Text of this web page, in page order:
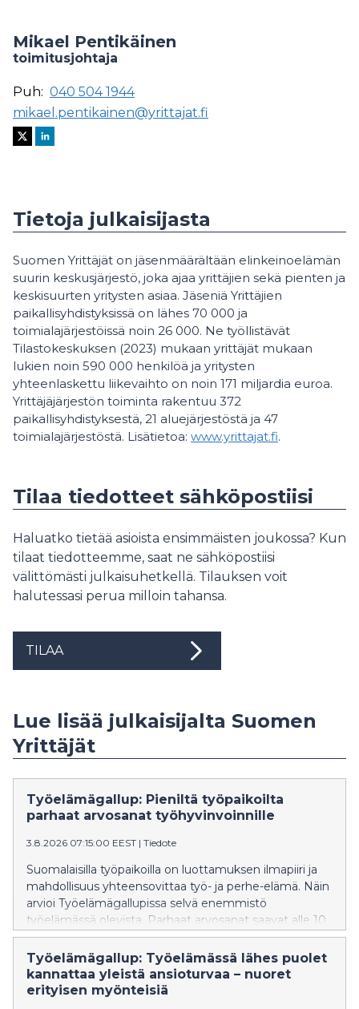
Mikael Pentikäinen
toimitusjohtaja
Puh: 040 504 1944
mikael.pentikainen@yrittajat.fi
Tietoja julkaisijasta
Suomen Yrittäjät on jäsenmäärältään elinkeinoelämän
suurin keskusjärjestö, joka ajaa yrittäjien sekä pienten ja
keskisuurten yritysten asiaa. Jäseniä Yrittäjien
paikallisyhdistyksissä on lähes 70 000 ja
toimialajärjestöissä noin 26 000. Ne työllistävät
Tilastokeskuksen (2023) mukaan yrittäjät mukaan
lukien noin 590 000 henkilöä ja yritysten
yhteenlaskettu liikevaihto on noin 171 miljardia euroa.
Yrittäjäjärjestön toiminta rakentuu 372
paikallisyhdistyksestä, 21 aluejärjestöstä ja 47
toimialajärjestöstä. Lisätietoa: www.yrittajat.fi.
Tilaa tiedotteet sähköpostiisi
Haluatko tietää asioista ensimmäisten joukossa? Kun
tilaat tiedotteemme, saat ne sähköpostiisi
välittömästi julkaisuhetkellä. Tilauksen voit
halutessasi perua milloin tahansa.
TILAA
Lue lisää julkaisijalta Suomen
Yrittäjät
Työelämägallup: Pieniltä työpaikoilta
parhaat arvosanat työhyvinvoinnille
3.8.2026 07:15:00 EEST | Tiedote
Suomalaisilla työpaikoilla on luottamuksen ilmapiiri ja
mahdollisuus yhteensovittaa työ- ja perhe-elämä. Näin
arvioi Työelämägallupissa selvä enemmistö
työelämässä olevista. Parhaat arvosanat saavat alle 10
hengen työpaikat, joissa perhe-elämän
yhteensovittaminen, tasapuolisuus ja luottamus
arvioidaan korkeiksi. Hyvä työilmapiiri nousee
rahapalkkaa tärkeämmäksi työssä viihtymisen tekijäksi.
Työelämägallup: Työelämässä lähes puolet
kannattaa yleistä ansioturvaa – nuoret
erityisen myönteisiä